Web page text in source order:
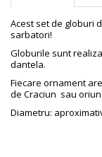
Acest set de globuri
sarbatori!
Globurile sunt
dantela.
Fiecare ornament
de Craciun sau
Diametru: